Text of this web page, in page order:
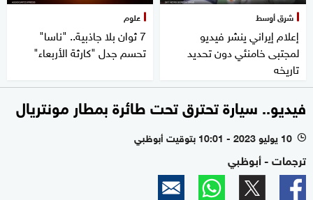
شرق أوسط
إعلام إيراني ينشر فيديو
لمجتبى خامنئي دون تحديد
تاريخه
علوم
7 ثوان بلا جاذبية.. "ناسا"
تحسم جدل "كارثة الأربعاء"
فيديو.. سيارة تحترق تحت طائرة بمطار مونتريال
l 10 يوليو 2023 - 10:01 بتوقيت أبوظبي
ترجمات - أبوظبي